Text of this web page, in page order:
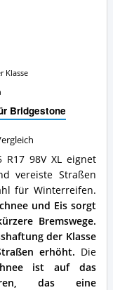
Bridgestone
R17 98V XL eignet
vereiste Straßen
für Winterreifen.
und Eis sorgt
Bremswege.
der Klasse
erhöht. Die
ist auf das
das eine
Klasse